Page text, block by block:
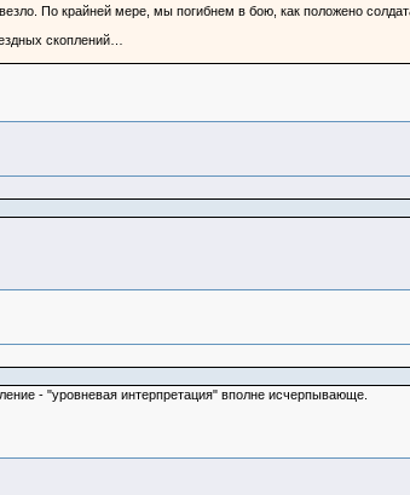
По крайней мере, мы погибнем в бою, как положено
скоплений…
- "уровневая интерпретация" вполне исчерпывающе.